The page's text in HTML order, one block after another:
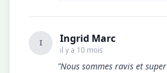
I Ingrid Marc
il y a 10 mois
"Nous sommes ravis et